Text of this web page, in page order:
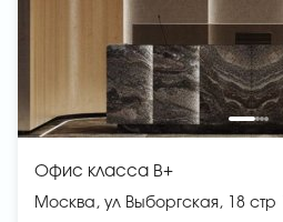
Офис класса B+
Москва, ул Выборгская, 18 стр 1